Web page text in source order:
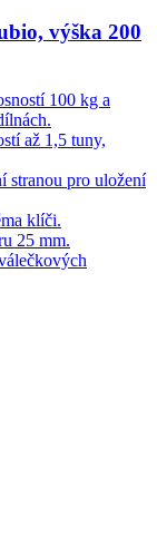
výška 200
100 kg a
až 1,5 tuny,
stranou pro uložení
klíči.
25 mm.